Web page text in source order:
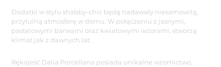
Dodatki w stylu shabby-chic będą nadawały niesamowitą,
przytulną atmosferę w domu. W połączeniu z jasnymi,
pastelowymi barwami oraz kwiatowymi wzorami, stworzą
klimat jak z dawnych lat.
Rękojeść Dalia Porcellana posiada unikalne wzornictwo,